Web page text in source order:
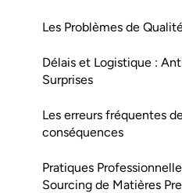
Les Problèmes de
Délais et Logistique :
Surprises
Les erreurs fréquentes
conséquences
Pratiques
Sourcing de Matières